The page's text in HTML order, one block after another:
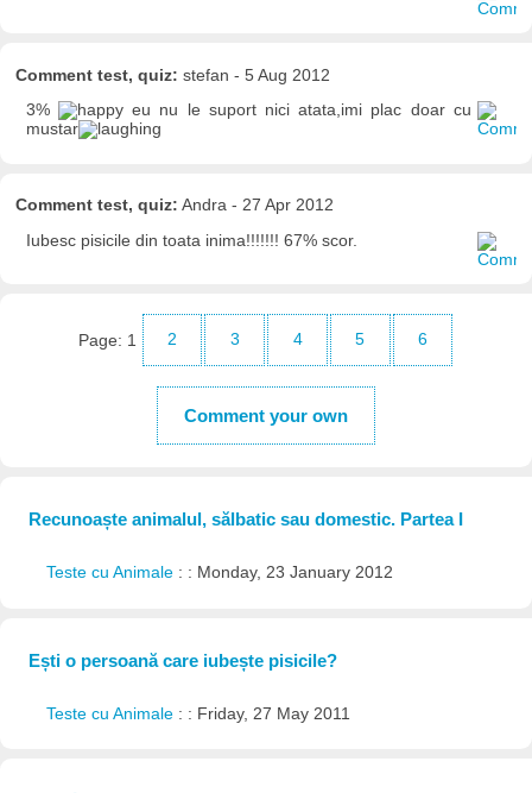
Comment test, quiz: stefan - 5 Aug 2012
3%
eu nu le suport nici atata,imi plac doar cu
mustar
Comment test, quiz: Andra - 27 Apr 2012
Iubesc pisicile din toata inima!!!!!!! 67% scor.
Page: 1 2 3 4 5 6
Comment your own
Recunoaște animalul, sălbatic sau domestic. Partea I
Teste cu Animale : : Monday, 23 January 2012
Ești o persoană care iubește pisicile?
Teste cu Animale : : Friday, 27 May 2011